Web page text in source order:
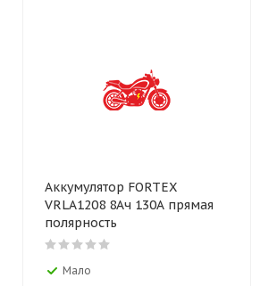
Аккумулятор FORTEX
VRLA1208 8Ач 130А прямая
полярность
Мало